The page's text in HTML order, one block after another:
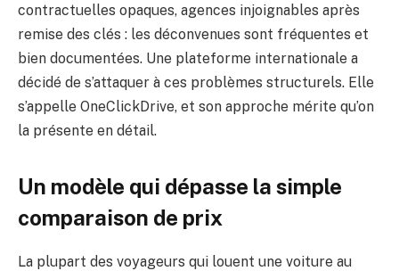
contractuelles opaques, agences injoignables après
remise des clés : les déconvenues sont fréquentes et
bien documentées. Une plateforme internationale a
décidé de s’attaquer à ces problèmes structurels. Elle
s’appelle OneClickDrive, et son approche mérite qu’on
la présente en détail.
Un modèle qui dépasse la simple
comparaison de prix
La plupart des voyageurs qui louent une voiture au